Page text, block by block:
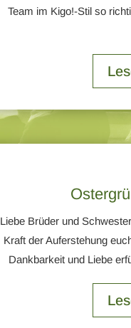
Team im Kigo!-Stil so
Liebe Brüder und
Kraft der Auferstehung
Dankbarkeit und Liebe